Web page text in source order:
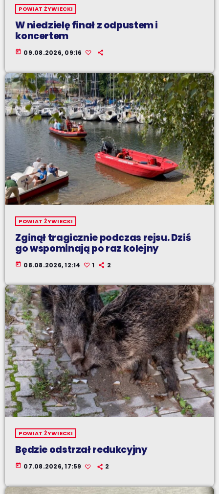
POWIAT ŻYWIECKI
W niedzielę finał z odpustem i
koncertem
today 09.08.2026, 09:16
POWIAT ŻYWIECKI
Zginął tragicznie podczas rejsu. Dziś
go wspominają po raz kolejny
today 08.08.2026, 12:14 1 2
POWIAT ŻYWIECKI
Będzie odstrzał redukcyjny
today 07.08.2026, 17:59 2